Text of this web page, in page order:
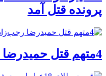
پرونده قتل آمد
4متهم قتل حمیدرضا رجب‌زاده دستگیر شدند